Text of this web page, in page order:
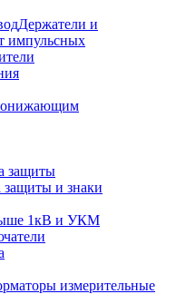
Держатели и
импульсных
защиты
защиты и знаки
1кВ и УКМ
измерительные